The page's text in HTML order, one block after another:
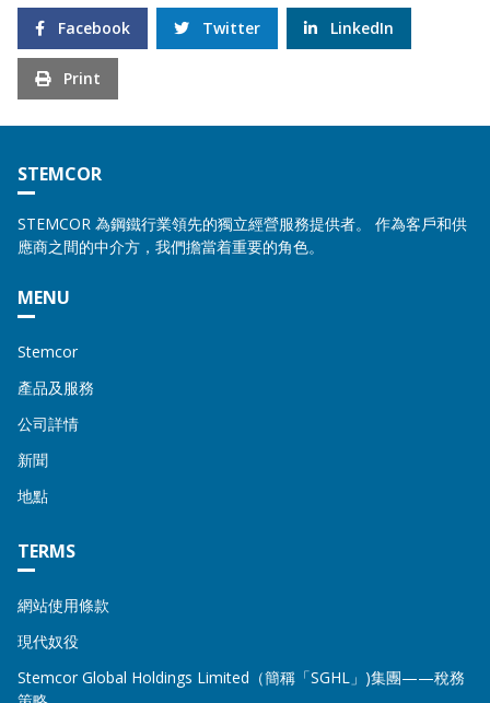
Facebook Twitter LinkedIn
Print
STEMCOR
STEMCOR 為鋼鐵行業領先的獨立經營服務提供者。 作為客戶和供
應商之間的中介方，我們擔當着重要的角色。
MENU
Stemcor
產品及服務
公司詳情
新聞
地點
TERMS
網站使用條款
現代奴役
Stemcor Global Holdings Limited（簡稱「SGHL」)集團——稅務